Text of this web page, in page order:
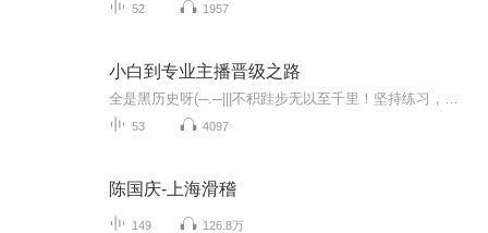
52 1957
小白到专业主播晋级之路
53 4097
陈国庆-上海滑稽
149 126.8万